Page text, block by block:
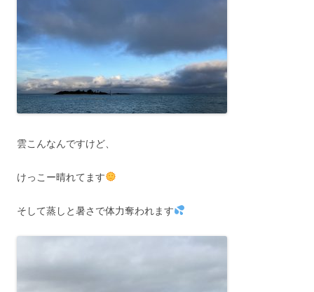
雲こんなんですけど、
けっこー晴れてます
そして蒸しと暑さで体力奪われます